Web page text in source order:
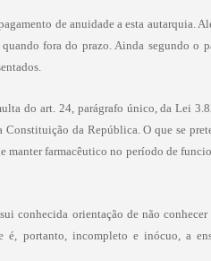
de anuidade a esta autarquia.
fora do prazo. Ainda segundo o
do art. 24, parágrafo único, da Lei
da República. O que se
manter farmacêutico no período de
conhecida orientação de não conhecer
é, portanto, incompleto e inócuo, a